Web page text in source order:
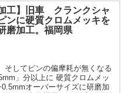
加工】旧車 クランクシャ
ンに硬質クロムメッキを
磨加工。福岡県
そしてピンの偏摩耗が無くなる
」分以上に 硬質クロムメッ
オーバーサイズに研磨加